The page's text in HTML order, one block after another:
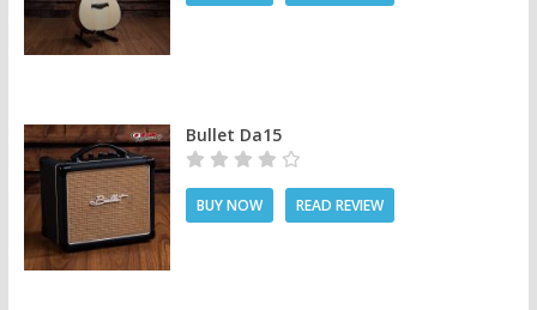
Bullet Da15
BUY NOW READ REVIEW